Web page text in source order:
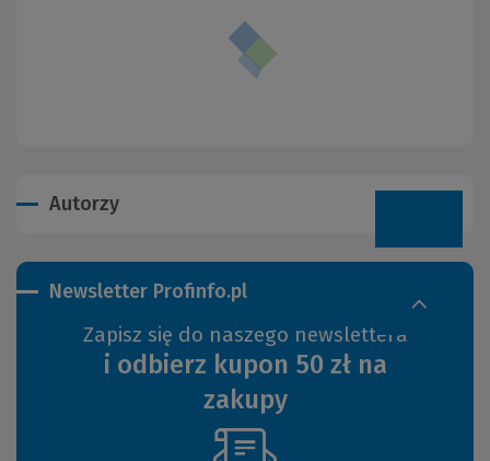
Autorzy
Newsletter Profinfo.pl
Zapisz się do naszego newslettera
i odbierz kupon 50 zł na
zakupy